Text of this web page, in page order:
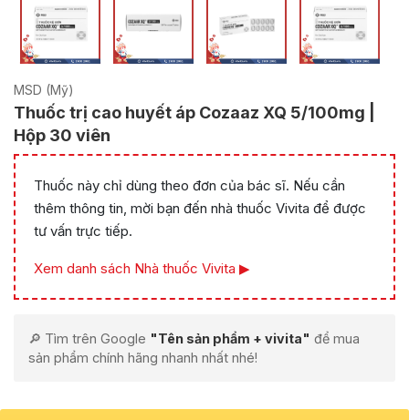
MSD (Mỹ)
Thuốc trị cao huyết áp Cozaaz XQ 5/100mg |
Hộp 30 viên
Thuốc này chỉ dùng theo đơn của bác sĩ. Nếu cần
thêm thông tin, mời bạn đến nhà thuốc Vivita để được
tư vấn trực tiếp.
Xem danh sách Nhà thuốc Vivita ▶
🔎 Tìm trên Google "Tên sản phẩm + vivita" để mua
sản phẩm chính hãng nhanh nhất nhé!